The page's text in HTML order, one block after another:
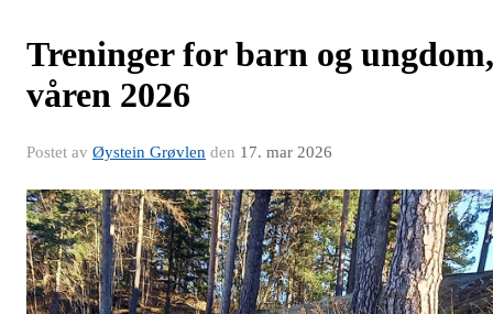
Treninger for barn og ungdom,
våren 2026
Postet av Øystein Grøvlen den 17. mar 2026